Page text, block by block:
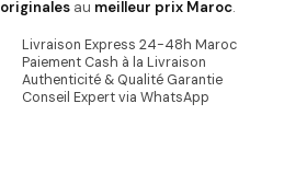
originales au meilleur prix Maroc.
Livraison Express 24-48h Maroc
Paiement Cash à la Livraison
Authenticité & Qualité Garantie
Conseil Expert via WhatsApp